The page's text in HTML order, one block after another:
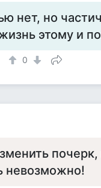
нет, но
этому и
0
почерк,
невозможно!